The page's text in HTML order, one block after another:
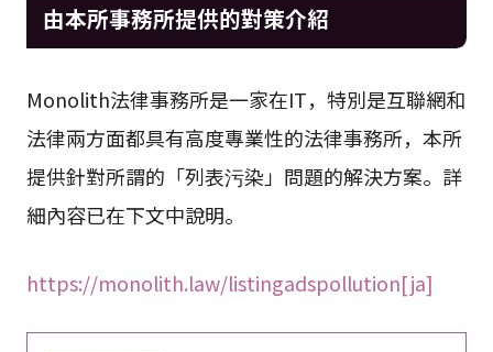
由本所事務所提供的對策介紹
Monolith法律事務所是一家在IT，特別是互聯網和
法律兩方面都具有高度專業性的法律事務所，本所
提供針對所謂的「列表污染」問題的解決方案。詳
細內容已在下文中說明。
https://monolith.law/listingadspollution[ja]